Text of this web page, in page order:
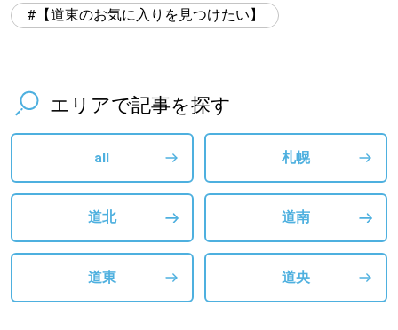
【道東のお気に入りを見つけたい】
エリアで記事を探す
all 札幌
道北 道南
道東 道央